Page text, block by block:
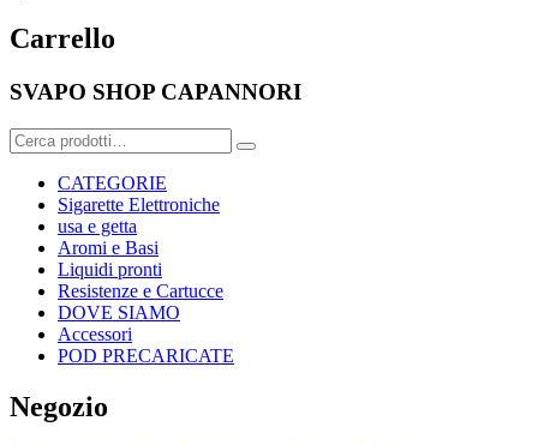
Carrello
SVAPO SHOP CAPANNORI
Cerca:
CATEGORIE
Sigarette Elettroniche
usa e getta
Aromi e Basi
Liquidi pronti
Resistenze e Cartucce
DOVE SIAMO
Accessori
POD PRECARICATE
Negozio